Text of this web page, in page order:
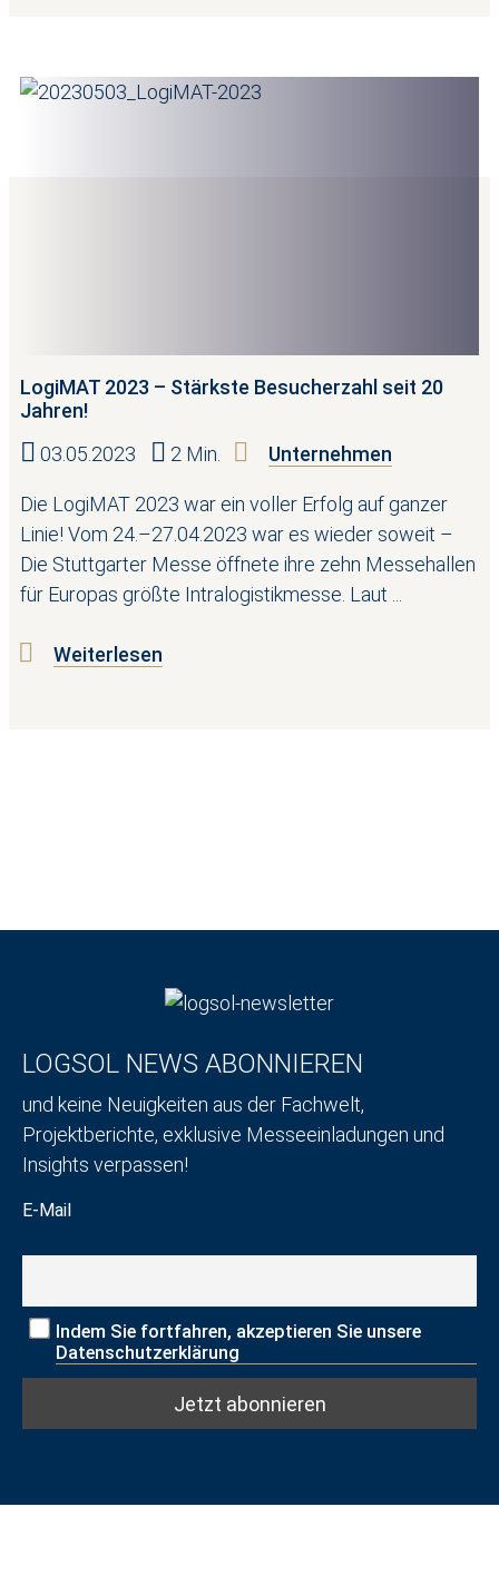
LogiMAT 2023 – Stärkste Besucherzahl seit 20
Jahren!
03.05.2023
2 Min. Unternehmen
Die LogiMAT 2023 war ein voller Erfolg auf ganzer
Linie! Vom 24.–27.04.2023 war es wieder soweit –
Die Stuttgarter Messe öffnete ihre zehn Messehallen
für Europas größte Intralogistikmesse. Laut ...
Weiterlesen
LOGSOL NEWS ABONNIEREN
und keine Neuigkeiten aus der Fachwelt,
Projektberichte, exklusive Messeeinladungen und
Insights verpassen!
E-Mail
Indem Sie fortfahren, akzeptieren Sie unsere
Datenschutzerklärung